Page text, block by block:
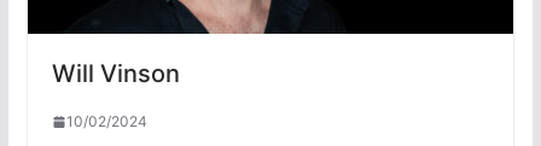
Will Vinson
10/02/2024